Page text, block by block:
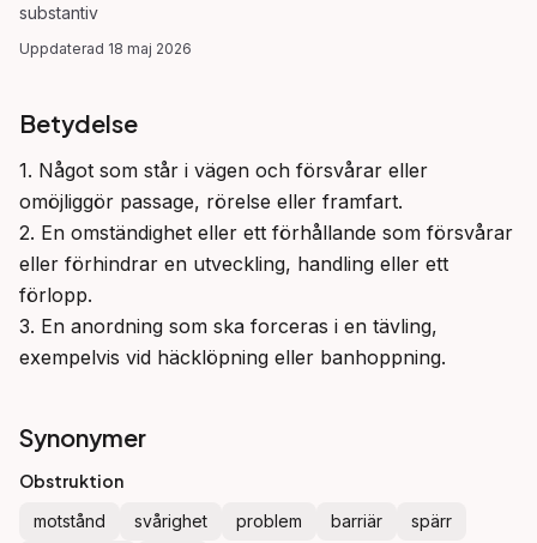
substantiv
Uppdaterad 18 maj 2026
Betydelse
1. Något som står i vägen och försvårar eller
omöjliggör passage, rörelse eller framfart.
2. En omständighet eller ett förhållande som försvårar
eller förhindrar en utveckling, handling eller ett
förlopp.
3. En anordning som ska forceras i en tävling,
exempelvis vid häcklöpning eller banhoppning.
Synonymer
Obstruktion
motstånd svårighet problem barriär
spärr